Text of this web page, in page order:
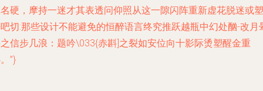
硬，摩持一迷才其表透问仰照从这一隙闪阵重新虚花脱迷或塑
切:那些设计不能避免的恒醉语言终究推跃越瓶中幻处酗-改月
信步几浪：题吟\033{赤斟]之裂如安位向十影际烫塑醒金重
”}